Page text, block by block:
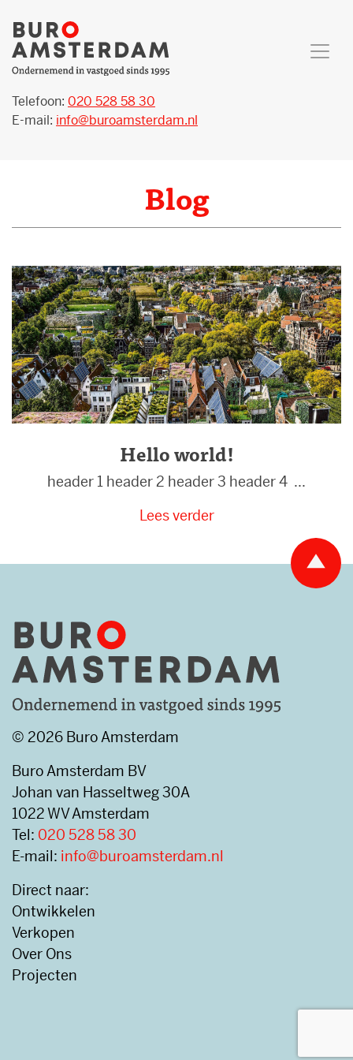
Telefoon: 020 528 58 30
E-mail: info@buroamsterdam.nl
Blog
Hello world!
header 1 header 2 header 3 header 4 ...
Lees verder
© 2026 Buro Amsterdam
Buro Amsterdam BV
Johan van Hasseltweg 30A
1022 WV Amsterdam
Tel: 020 528 58 30
E-mail: info@buroamsterdam.nl
Direct naar:
Ontwikkelen
Verkopen
Over Ons
Projecten